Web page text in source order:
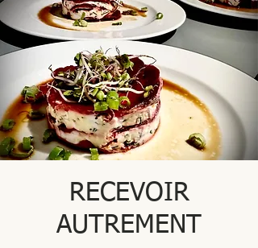
RECEVOIR
AUTREMENT